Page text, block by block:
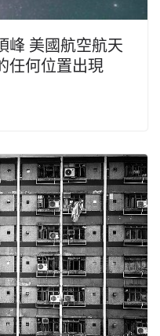
峰 美國航空航天
任何位置出現